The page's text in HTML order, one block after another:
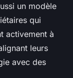
un modèle
qui
activement à
leurs
avec des